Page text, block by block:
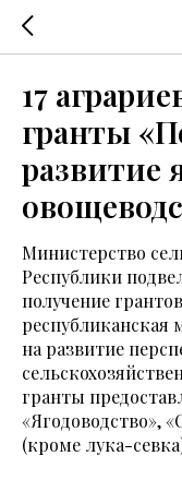
17
гранты
развитие
Министерство
Республики
получение
республиканская
на развитие
гранты
«Ягодоводство»,
(кроме лука-